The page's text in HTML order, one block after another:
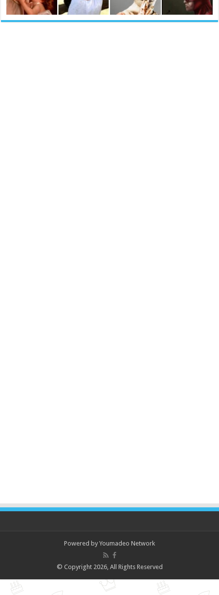
Powered by Youmadeo Network
© Copyright 2026, All Rights Reserved